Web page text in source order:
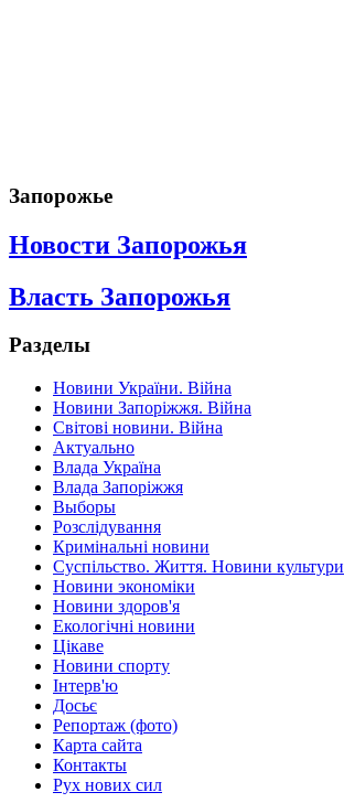
Запорожье
Новости Запорожья
Власть Запорожья
Разделы
Новини України. Війна
Новини Запоріжжя. Війна
Світові новини. Війна
Актуально
Влада Україна
Влада Запоріжжя
Выборы
Розслідування
Кримінальні новини
Суспільство. Життя. Новини культури
Новини экономіки
Новини здоров'я
Екологічні новини
Цікаве
Новини спорту
Інтерв'ю
Досьє
Репортаж (фото)
Карта сайта
Контакты
Рух нових сил